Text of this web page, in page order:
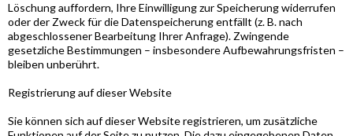
Löschung auffordern, Ihre Einwilligung zur Speicherung widerrufen
oder der Zweck für die Datenspeicherung entfällt (z. B. nach
abgeschlossener Bearbeitung Ihrer Anfrage). Zwingende
gesetzliche Bestimmungen – insbesondere Aufbewahrungsfristen –
bleiben unberührt.
Registrierung auf dieser Website
Sie können sich auf dieser Website registrieren, um zusätzliche